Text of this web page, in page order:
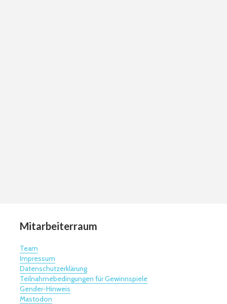
Mitarbeiterraum
Team
Impressum
Datenschutzerklärung
Teilnahmebedingungen für Gewinnspiele
Gender-Hinweis
Mastodon